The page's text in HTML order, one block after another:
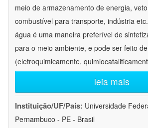
meio de armazenamento de energia,
combustível para transporte, indústria
água é uma maneira preferível de
para o meio ambiente, e pode ser feito
(eletroquimicamente,
leia mais
Instituição/UF/País: Universidade
Pernambuco - PE - Brasil